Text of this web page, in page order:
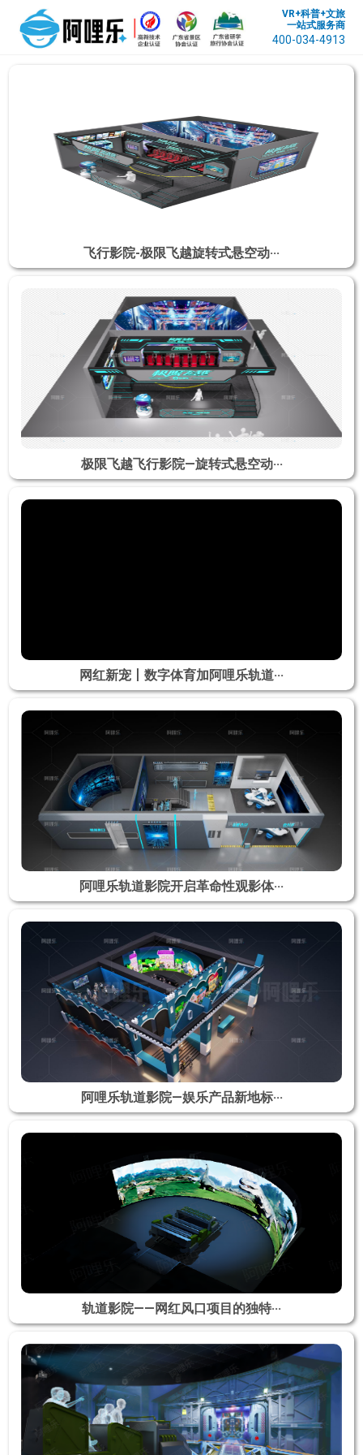
VR+科普+文旅
一站式服务商
400-034-4913
飞行影院-极限飞越旋转式悬空动···
极限飞越飞行影院—旋转式悬空动···
网红新宠丨数字体育加阿哩乐轨道···
阿哩乐轨道影院开启革命性观影体···
阿哩乐轨道影院—娱乐产品新地标···
轨道影院——网红风口项目的独特···